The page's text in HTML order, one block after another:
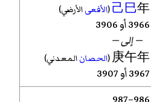
己巳年
(الأفعىالأرضي)
3966 أو 3906
— إلى —
庚午年
(الحصانالمعدني)
3967 أو 3907